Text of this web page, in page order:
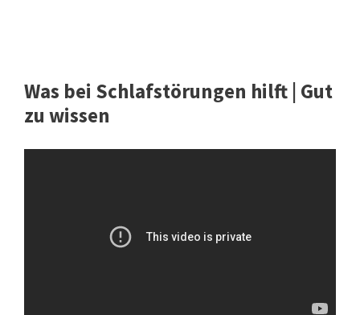
Was bei Schlafstörungen hilft | Gut
zu wissen